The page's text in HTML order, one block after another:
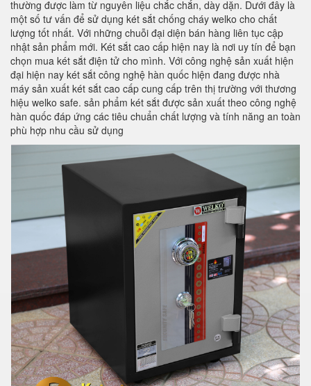
thường được làm từ nguyên liệu chắc chắn, dày dặn. Dưới đây là
một số tư vấn để sử dụng két sắt chống cháy welko cho chất
lượng tốt nhất. Với những chuỗi đại diện bán hàng liên tục cập
nhật sản phẩm mới. Két sắt cao cấp hiện nay là nơi uy tín để bạn
chọn mua két sắt điện tử cho mình. Với công nghệ sản xuất hiện
đại hiện nay két sắt công nghệ hàn quốc hiện đang được nhà
máy sản xuất két sắt cao cấp cung cấp trên thị trường với thương
hiệu welko safe. sản phẩm két sắt được sản xuất theo công nghệ
hàn quốc đáp ứng các tiêu chuẩn chất lượng và tính năng an toàn
phù hợp nhu cầu sử dụng